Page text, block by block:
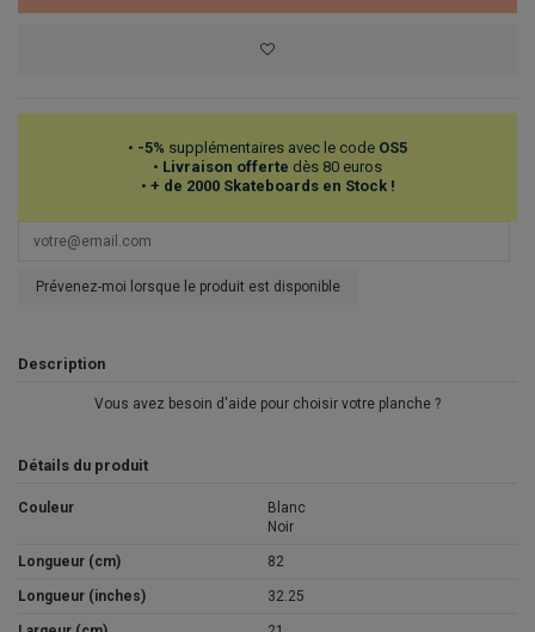
• -5% supplémentaires avec le code OS5
• Livraison offerte dès 80 euros
• + de 2000 Skateboards en Stock !
Prévenez-moi lorsque le produit est disponible
Description
Vous avez besoin d'aide pour choisir votre planche ?
Détails du produit
Couleur
Blanc
Noir
Longueur (cm) 82
Longueur (inches) 32.25